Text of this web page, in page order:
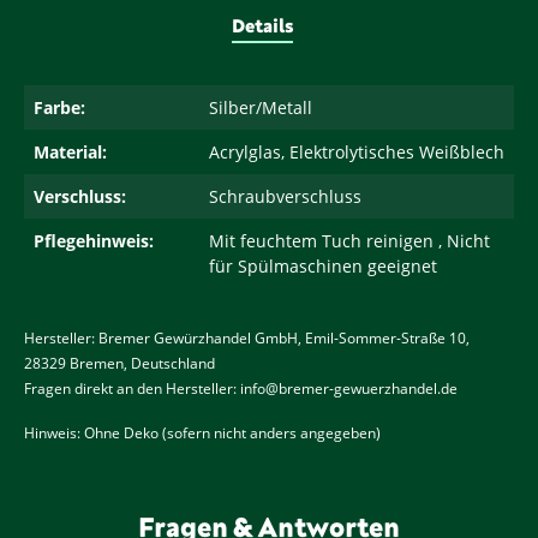
Details
Farbe:
Silber/Metall
Material:
Acrylglas, Elektrolytisches Weißblech
Verschluss:
Schraubverschluss
Pflegehinweis:
Mit feuchtem Tuch reinigen , Nicht
für Spülmaschinen geeignet
Hersteller: Bremer Gewürzhandel GmbH, Emil-Sommer-Straße 10,
28329 Bremen, Deutschland
Fragen direkt an den Hersteller: info@bremer-gewuerzhandel.de
Hinweis: Ohne Deko (sofern nicht anders angegeben)
Fragen & Antworten